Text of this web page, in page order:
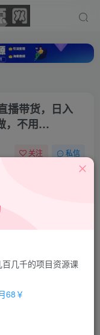
播带货，日入
，不用…
关注 私信
月更省钱，可保存购
几千的项目资源课
68￥